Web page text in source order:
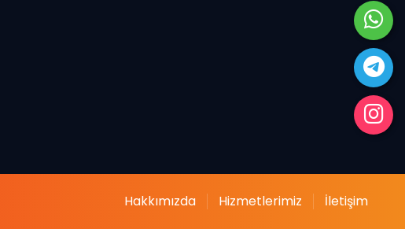
Hakkımızda Hizmetlerimiz İletişim